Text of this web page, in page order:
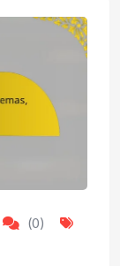
(0)